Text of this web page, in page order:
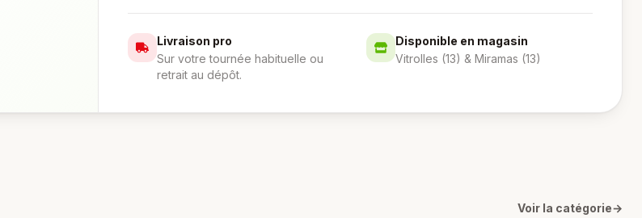
Livraison pro
Sur votre tournée habituelle ou
retrait au dépôt.
Disponible en magasin
Vitrolles (13) & Miramas (13)
Voir la catégorie→